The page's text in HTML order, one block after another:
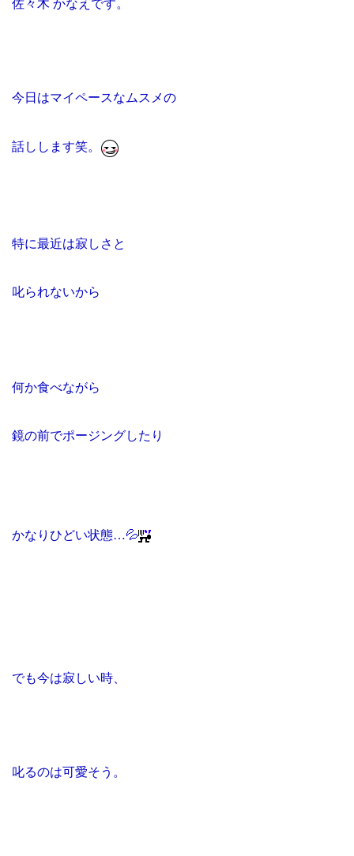
佐々木 かなえです。
今日はマイペースな ムスメの
話しします笑。
特に最近は寂しさと
叱られないから
何か食べながら
鏡の前でポージングしたり
かなりひどい状態…💦
でも今は寂しい時、
叱るのは可愛そう。